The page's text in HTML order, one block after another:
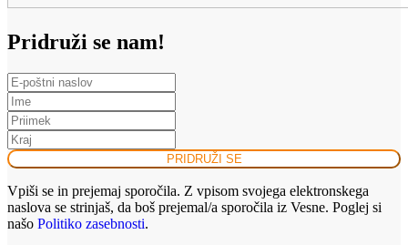
Pridruži se nam!
PRIDRUŽI SE
Vpiši se in prejemaj sporočila. Z vpisom svojega elektronskega
naslova se strinjaš, da boš prejemal/a sporočila iz Vesne. Poglej si
našo Politiko zasebnosti.